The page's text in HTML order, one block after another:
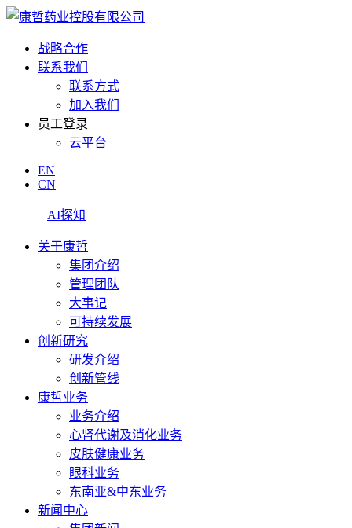
战略合作
联系我们
联系方式
加入我们
员工登录
云平台
EN
CN
AI探知
关于康哲
集团介绍
管理团队
大事记
可持续发展
创新研究
研发介绍
创新管线
康哲业务
业务介绍
心肾代谢及消化业务
皮肤健康业务
眼科业务
东南亚&中东业务
新闻中心